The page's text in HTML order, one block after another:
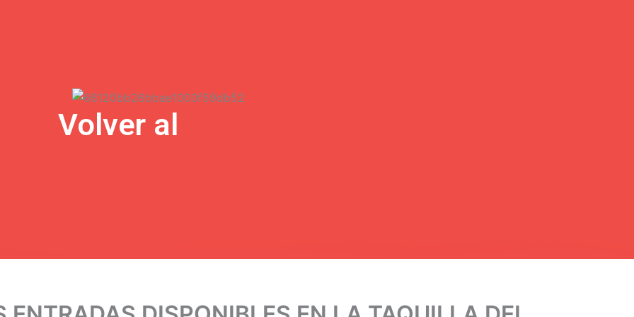
Volver al